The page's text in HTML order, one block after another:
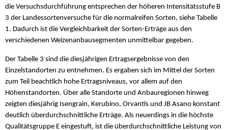
die Versuchsdurchführung entsprechen der höheren Intensitätsstufe B
3 der Landessortenversuche für die normalreifen Sorten, siehe Tabelle
1. Dadurch ist die Vergleichbarkeit der Sorten-Erträge aus den
verschiedenen Weizenanbausegmenten unmittelbar gegeben.
Der Tabelle 3 sind die diesjährigen Ertragsergebnisse von den
Einzelstandorten zu entnehmen. Es ergaben sich im Mittel der Sorten
zum Teil beachtlich hohe Ertragsniveaus, vor allem auf den
Höhenstandorten. Über alle Standorte und Anbauregionen hinweg
zeigten diesjährig Isengrain, Kerubino, Orvantis und JB Asano konstant
deutlich überdurchschnittliche Erträge. Als neuerdings in die höchste
Qualitätsgruppe E eingestuft, ist die überdurchschnittliche Leistung von